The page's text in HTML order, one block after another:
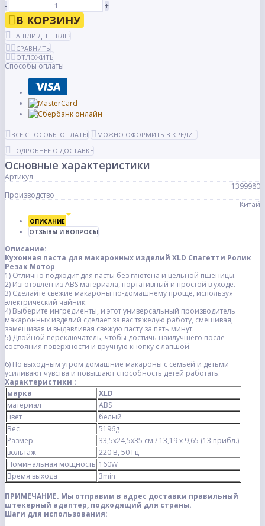
- +
В КОРЗИНУ
НАШЛИ ДЕШЕВЛЕ?
СРАВНИТЬ
ОТЛОЖИТЬ
Способы оплаты
ВСЕ СПОСОБЫ ОПЛАТЫ
МОЖНО ОФОРМИТЬ В КРЕДИТ
ПОДРОБНЕЕ О ДОСТАВКЕ
Основные характеристики
Артикул
1399980
Производство
Китай
ОПИСАНИЕ
ОТЗЫВЫ И ВОПРОСЫ
Описание:
Кухонная паста для макаронных изделий XLD Спагетти Ролик
Резак Мотор
1) Отлично подходит для пасты без глютена и цельной пшеницы.
2) Изготовлен из ABS материала, портативный и простой в уходе.
3) Сделайте свежие макароны по-домашнему проще, используя
электрический чайник.
4) Выберите ингредиенты, и этот универсальный производитель
макаронных изделий сделает за вас тяжелую работу, смешивая,
замешивая и выдавливая свежую пасту за пять минут.
5) Двойной переключатель, чтобы достичь наилучшего после
состояния поверхности и вручную кнопку с лапшой.
6) По выходным утром домашние макароны с семьей и детьми
усиливают чувства и повышают способность детей работать.
Характеристики :
марка
XLD
материал
ABS
цвет
белый
Вес
5196g
Размер
33,5x24,5x35 см / 13,19 x 9,65 (13 прибл.)
вольтаж
220 В, 50 Гц
Номинальная мощность 160W
Время выхода
3min
ПРИМЕЧАНИЕ. Мы отправим в адрес доставки правильный
штекерный адаптер, подходящий для страны.
Шаги для использования: